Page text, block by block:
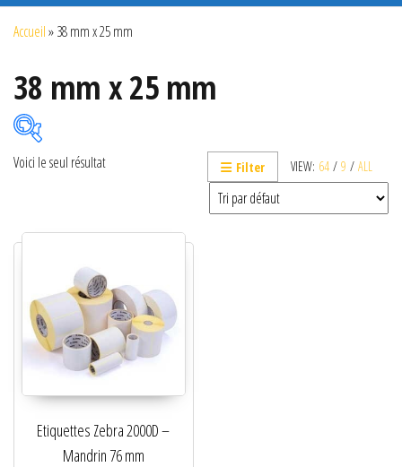
Accueil»38 mm x 25 mm
38 mm x 25 mm
Imprimantes
Lecteurs
Lecteurs code-barres de présentation
Lecteurs filaires 1D et 2D
Lecteurs sans fil 1D et 2D
VIEW: 64 / 9 / ALL
Filter
Voici le seul résultat
Etiquettes Zebra 2000D –
Mandrin 76 mm